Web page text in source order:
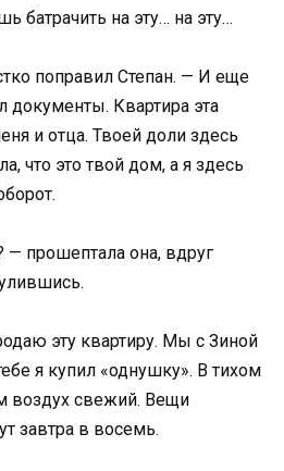
батрачить на эту… на эту…
поправил Степан. — И еще
документы. Квартира эта
и отца. Твоей доли здесь
что это твой дом, а я здесь
прошептала она, вдруг
эту квартиру. Мы с Зиной
я купил «однушку». В тихом
воздух свежий. Вещи
завтра в восемь.